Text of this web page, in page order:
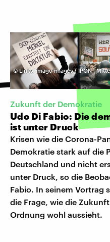
©Links: imago images / IPON |
Zukunft der Demokratie
Udo Di Fabio: Die
ist unter Druck
Krisen wie die Corona-
Demokratie stark auf die
Deutschland und nicht
unter Druck, so die
Fabio. In seinem Vortrag
die Frage, wie die
Ordnung wohl aussieht.